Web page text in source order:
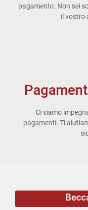
pagamento. Non sei
il vostro
Ci siamo
pagamenti. Ti